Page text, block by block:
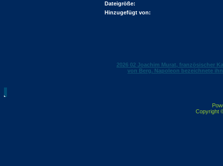
Dateigröße:
Hinzugefügt von:
2026 02 Joachim Murat, französischer
von Berg. Napoleon bezeichnete
Copyright